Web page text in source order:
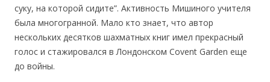
суку, на которой сидите”. Активность Мишиного учителя
была многогранной. Мало кто знает, что автор
нескольких десятков шахматных книг имел прекрасный
голос и стажировался в Лондонском Covent Garden еще
до войны.